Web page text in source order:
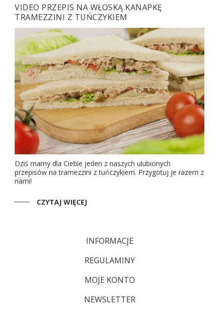
VIDEO PRZEPIS NA WŁOSKĄ KANAPKĘ
TRAMEZZINI Z TUŃCZYKIEM
Dziś mamy dla Ciebie jeden z naszych ulubionych
przepisów na tramezzini z tuńczykiem. Przygotuj je razem z
nami!
CZYTAJ WIĘCEJ
INFORMACJE
REGULAMINY
MOJE KONTO
NEWSLETTER